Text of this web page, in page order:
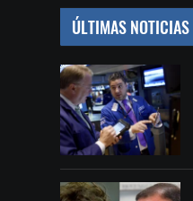
ÚLTIMAS NOTICIAS